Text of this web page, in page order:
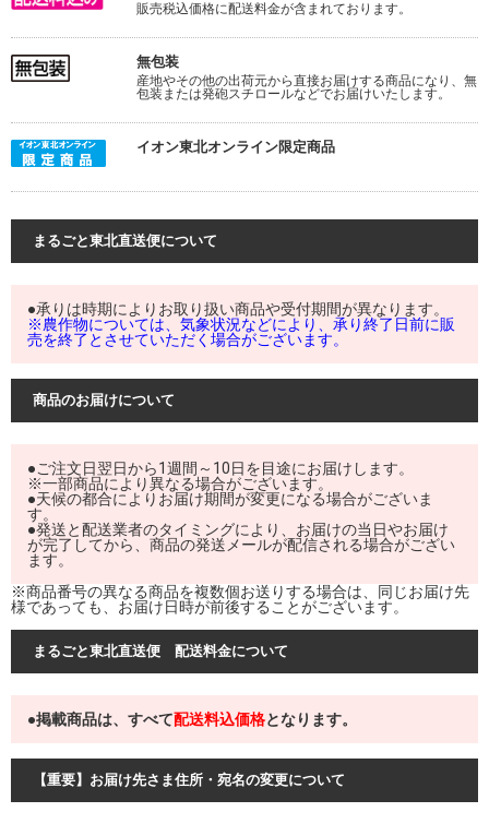
販売税込価格に配送料金が含まれております。
無包装
産地やその他の出荷元から直接お届けする商品になり、無
包装または発砲スチロールなどでお届けいたします。
イオン東北オンライン限定商品
まるごと東北直送便について
●承りは時期によりお取り扱い商品や受付期間が異なります。
※農作物については、気象状況などにより、承り終了日前に販
売を終了とさせていただく場合がございます。
商品のお届けについて
●ご注文日翌日から1週間～10日を目途にお届けします。
※一部商品により異なる場合がございます。
●天候の都合によりお届け期間が変更になる場合がございま
す。
●発送と配送業者のタイミングにより、お届けの当日やお届け
が完了してから、商品の発送メールが配信される場合がござい
ます。
※商品番号の異なる商品を複数個お送りする場合は、同じお届け先
様であっても、お届け日時が前後することがございます。
まるごと東北直送便 配送料金について
●掲載商品は、すべて配送料込価格となります。
【重要】お届け先さま住所・宛名の変更について